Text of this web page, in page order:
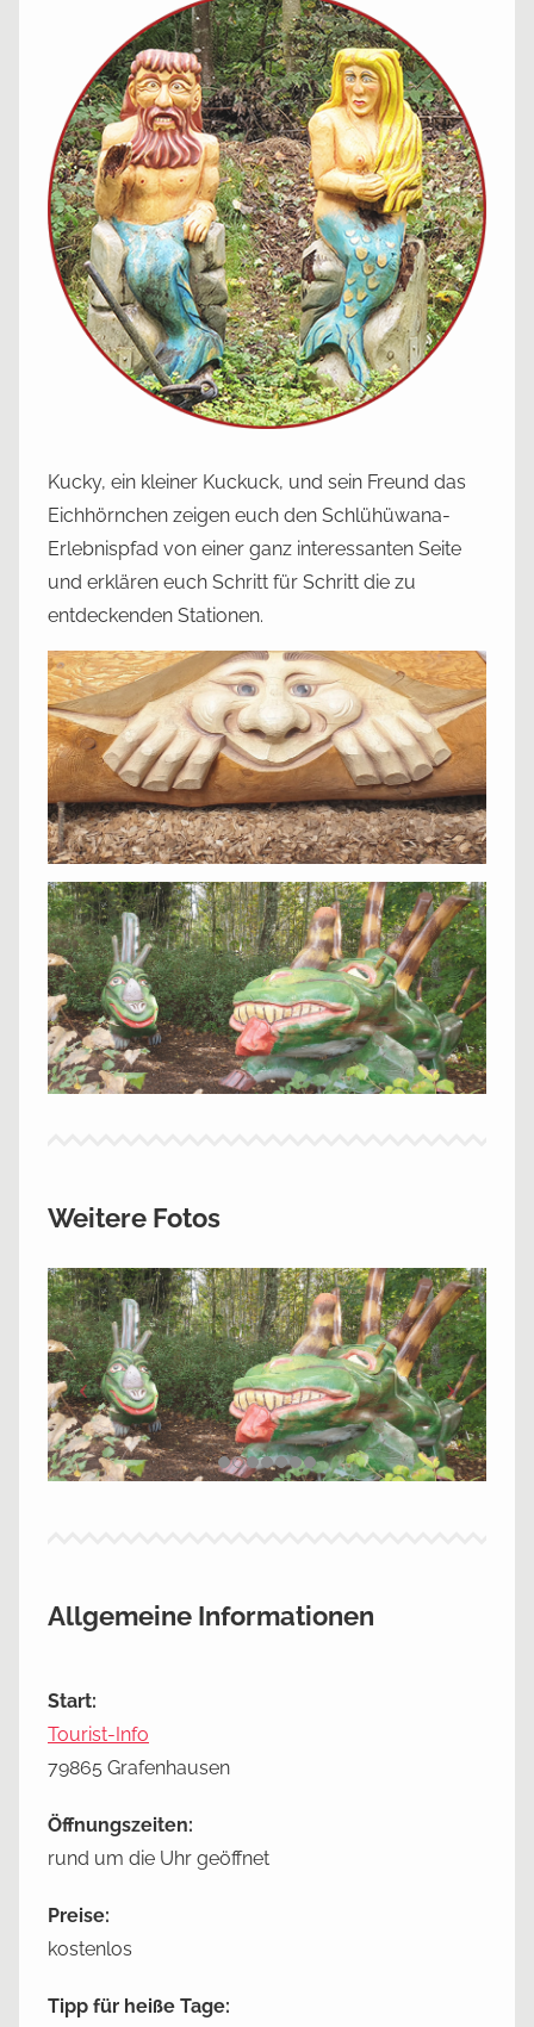
Kucky, ein kleiner Kuckuck, und sein Freund das
Eichhörnchen zeigen euch den Schlühüwana-
Erlebnispfad von einer ganz interessanten Seite
und erklären euch Schritt für Schritt die zu
entdeckenden Stationen.
Weitere Fotos
Allgemeine Informationen
Start:
Tourist-Info
79865 Grafenhausen
Öffnungszeiten:
rund um die Uhr geöffnet
Preise:
kostenlos
Tipp für heiße Tage: